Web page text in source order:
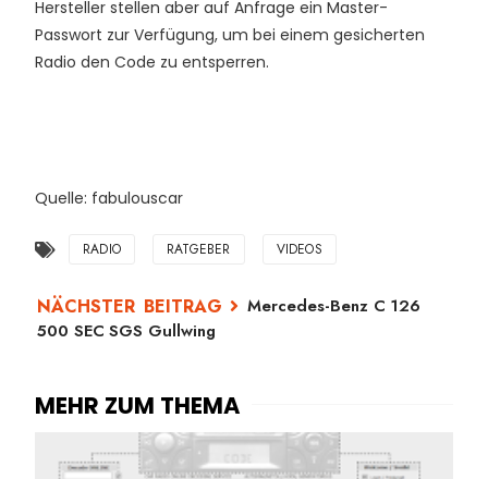
Hersteller stellen aber auf Anfrage ein Master-
Passwort zur Verfügung, um bei einem gesicherten
Radio den Code zu entsperren.
Quelle: fabulouscar
RADIO RATGEBER VIDEOS
Mercedes-Benz C 126
500 SEC SGS Gullwing